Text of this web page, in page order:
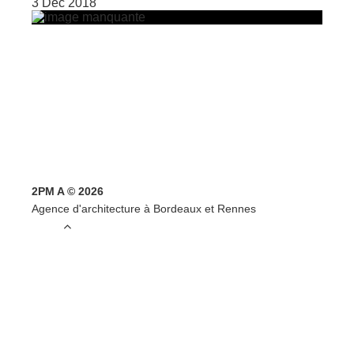
3 Déc 2018
2PM A © 2026
Agence d'architecture à Bordeaux et Rennes
